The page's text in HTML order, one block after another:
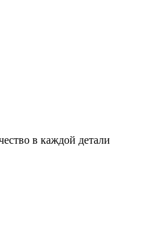
в каждой детали